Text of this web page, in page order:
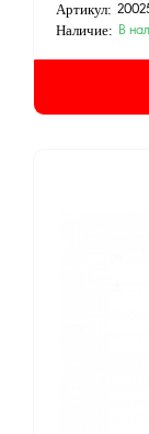
Артикул:
Наличие: В